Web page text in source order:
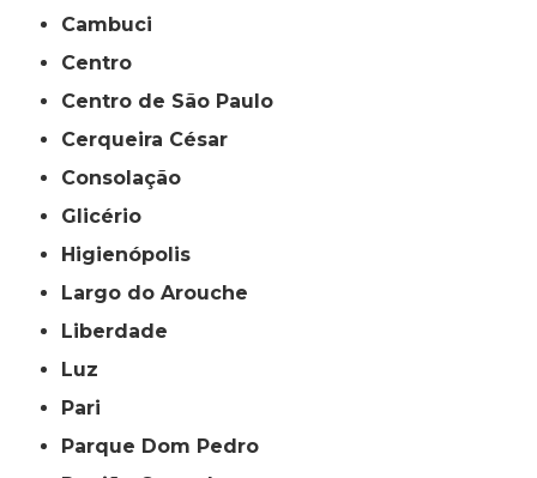
Cambuci
Centro
Centro de São Paulo
Cerqueira César
Consolação
Glicério
Higienópolis
Largo do Arouche
Liberdade
Luz
Pari
Parque Dom Pedro